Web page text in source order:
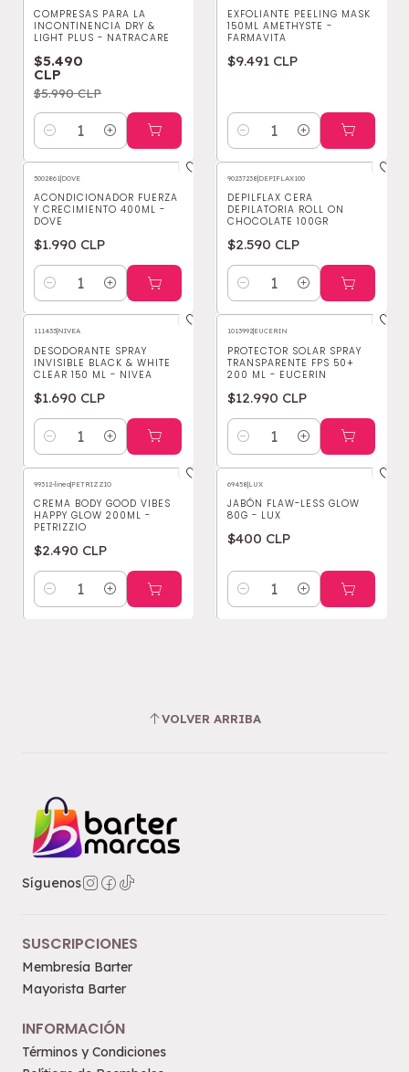
-8%OFF
COMPRESAS PARA LA
INCONTINENCIA DRY &
LIGHT PLUS - NATRACARE
$5.490
CLP
$5.990 CLP
Cantidad
EXFOLIANTE PEELING MASK
150ML AMETHYSTE -
FARMAVITA
$9.491 CLP
Cantidad
5002861|DOVE
ACONDICIONADOR FUERZA
Y CRECIMIENTO 400ML -
DOVE
$1.990 CLP
Cantidad
90237238|DEPIFLAX100
DEPILFLAX CERA
DEPILATORIA ROLL ON
CHOCOLATE 100GR
$2.590 CLP
Cantidad
111433|NIVEA
DESODORANTE SPRAY
INVISIBLE BLACK & WHITE
CLEAR 150 ML - NIVEA
$1.690 CLP
Cantidad
1013992|EUCERIN
PROTECTOR SOLAR SPRAY
TRANSPARENTE FPS 50+
200 ML - EUCERIN
$12.990 CLP
Cantidad
99312-linea|PETRIZZIO
CREMA BODY GOOD VIBES
HAPPY GLOW 200ML -
PETRIZZIO
$2.490 CLP
Cantidad
69458|LUX
JABÓN FLAW-LESS GLOW
80G - LUX
$400 CLP
Cantidad
VOLVER ARRIBA
Síguenos
SUSCRIPCIONES
Membresía Barter
Mayorista Barter
INFORMACIÓN
Términos y Condiciones